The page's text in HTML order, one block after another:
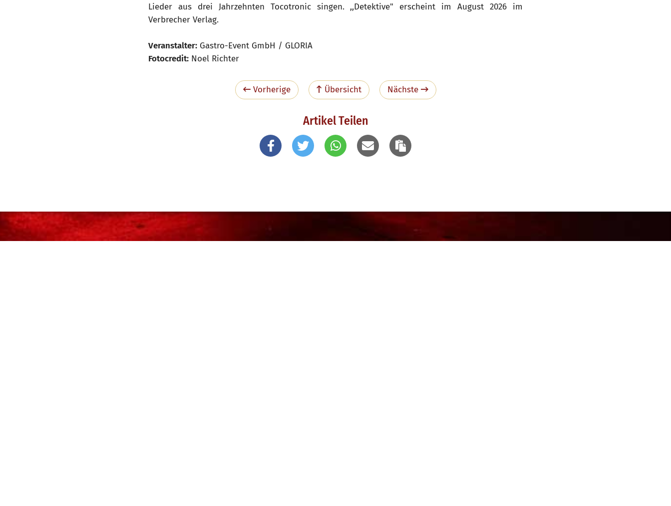
Lieder aus drei Jahrzehnten Tocotronic singen. ,,Detektive" erscheint im August 2026 im
Verbrecher Verlag.
Veranstalter: Gastro-Event GmbH / GLORIA
Fotocredit: Noel Richter
Vorherige Übersicht Nächste
Artikel Teilen